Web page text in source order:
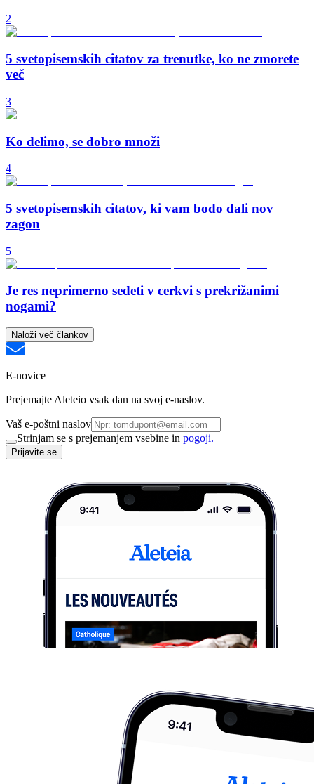
2
5 svetopisemskih citatov za trenutke, ko ne zmorete
več
3
Ko delimo, se dobro množi
4
5 svetopisemskih citatov, ki vam bodo dali nov
zagon
5
Je res neprimerno sedeti v cerkvi s prekrižanimi
nogami?
Naloži več člankov
E-novice
Prejemajte Aleteio vsak dan na svoj e-naslov.
Vaš e-poštni naslov
Strinjam se s prejemanjem vsebine in pogoji.
Prijavite se